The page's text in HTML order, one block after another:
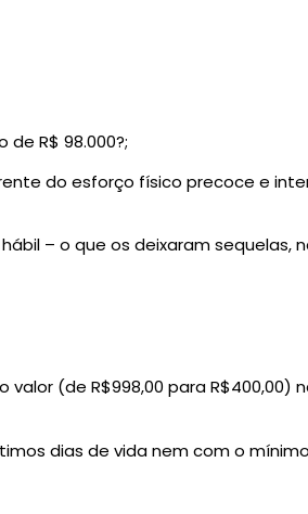
R$ 98.000?;
do esforço físico precoce e
– o que os deixaram sequelas,
(de R$998,00 para
dias de vida nem com o